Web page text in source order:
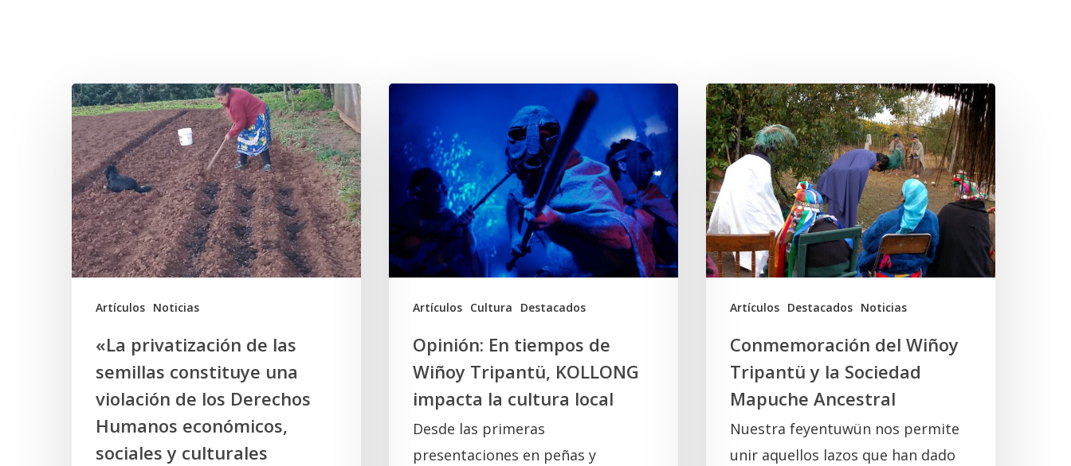
Artículos Noticias
«La
privatización
de
las
semillas
constituye
una
violación
Derechos
Humanos
económicos,
sociales
«La privatización de las
semillas constituye una
violación de los Derechos
Humanos económicos,
sociales y culturales
Artículos Cultura Destacados
tiempos
de
Wiñoy
Tripantü,
KOLLONG
impacta
local
Opinión: En tiempos de
Wiñoy Tripantü, KOLLONG
impacta la cultura local
Desde las primeras
presentaciones en peñas y
Artículos Destacados Noticias
Conmemoración
del
Wiñoy
Tripantü
y
la
Sociedad
Mapuche
Ancestral
Conmemoración del Wiñoy
Tripantü y la Sociedad
Mapuche Ancestral
Nuestra feyentuwün nos permite
unir aquellos lazos que han dado